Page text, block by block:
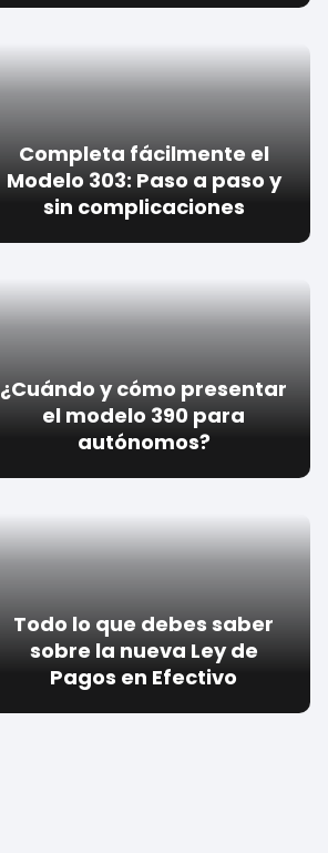
Completa fácilmente el
Modelo 303: Paso a paso y
sin complicaciones
¿Cuándo y cómo presentar
el modelo 390 para
autónomos?
Todo lo que debes saber
sobre la nueva Ley de
Pagos en Efectivo